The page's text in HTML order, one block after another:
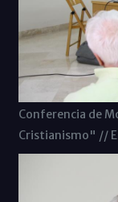
Conferencia de
Cristianismo" //